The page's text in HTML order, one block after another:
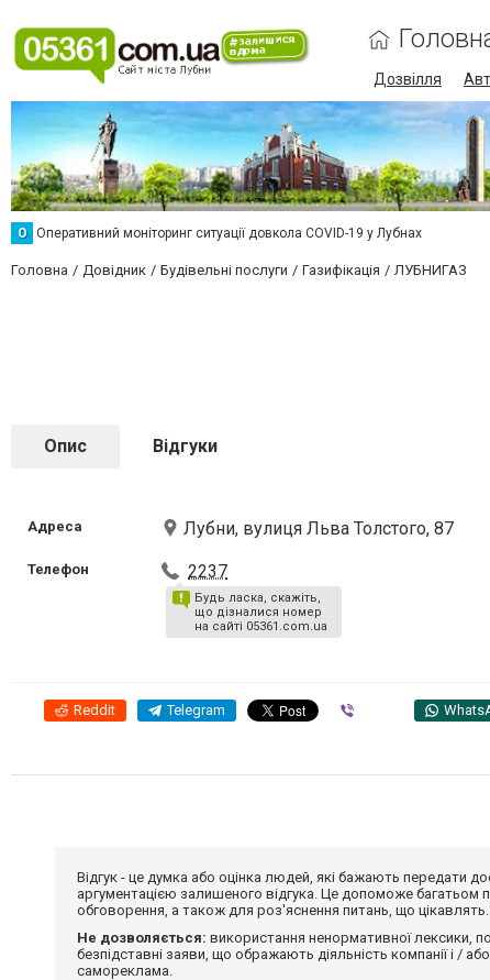
Дозвілля
О Оперативний моніторинг ситуації довкола COVID-19 у Лубнах
Головна Довідник Будівельні послуги Газифікація ЛУБНИГАЗ
Опис Відгуки
Адреса Лубни, вулиця Льва Толстого, 87
Телефон 2237
Будь ласка, скажіть,
що дізналися номер
на сайті 05361.com.ua
Reddit Telegram
Відгук - це думка або оцінка людей, які бажають передати
аргументацією залишеного відгука. Це допоможе багатьом
обговорення, а також для роз'яснення питань, що цікавлять.
Не дозволяється: використання ненормативної лексики,
безпідставні заяви, що ображають діяльність компанії і /
самореклама.